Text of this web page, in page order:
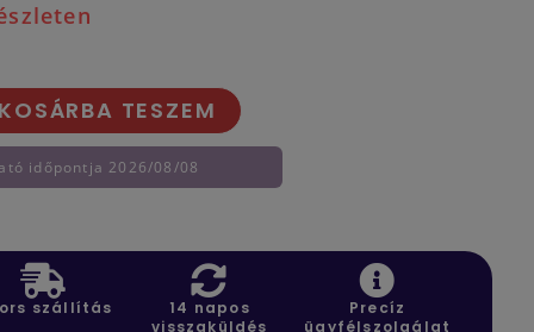
TESZEM
időpontja 2026/08/08
szállítás
14 napos
visszaküldés
Precíz
ügyfélszolgálat